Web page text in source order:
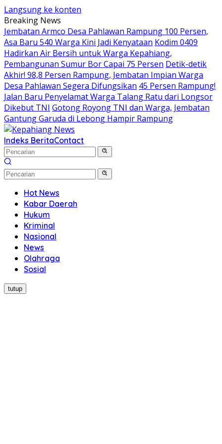
Langsung ke konten
Breaking News
Jembatan Armco Desa Pahlawan Rampung 100 Persen,
Asa Baru 540 Warga Kini Jadi Kenyataan Kodim 0409
Hadirkan Air Bersih untuk Warga Kepahiang,
Pembangunan Sumur Bor Capai 75 Persen Detik-detik
Akhir! 98,8 Persen Rampung, Jembatan Impian Warga
Desa Pahlawan Segera Difungsikan 45 Persen Rampung!
Jalan Baru Penyelamat Warga Talang Ratu dari Longsor
Dikebut TNI Gotong Royong TNI dan Warga, Jembatan
Gantung Garuda di Lebong Hampir Rampung
Indeks BeritaContact
Hot News
Kabar Daerah
Hukum
Kriminal
Nasional
News
Olahraga
Sosial
tutup